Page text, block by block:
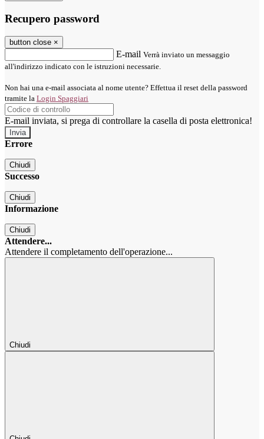
Recupero password
button close ×
E-mail Verrà inviato un messaggio
all'indirizzo indicato con le istruzioni necessarie.
Non hai una e-mail associata al nome utente? Effettua il reset della password
tramite la Login Spaggiari
E-mail inviata, si prega di controllare la casella di posta elettronica!
Errore
Chiudi
Successo
Chiudi
Informazione
Chiudi
Attendere...
Attendere il completamento dell'operazione...
Chiudi